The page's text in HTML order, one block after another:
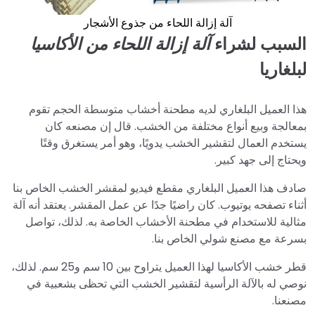
آلة إزالة اللحاء من جذوع الأشجار
السبب لشراءآلة إزالة اللحاء من الأكاسيا
لبلغاريا
هذا العميل البلغاري لديه مطحنة أخشاب متوسطة الحجم تقوم
بمعالجة وبيع أنواع مختلفة من الخشب. قال إن مصنعه كان
يستخدم العمال لتقشير الخشب يدويًا، وهو أمر يستغرق وقتًا
ويحتاج إلى جهد كبير.
صادف هذا العميل البلغاري مقطع فيديو لمقشر الخشب الخاص بنا
أثناء تصفحه يوتيوب. كان راضيًا جدًا عن عمل المقشر. يعتقد أنه آلة
مثالية للاستخدام في مطحنة الأخشاب الخاصة به. لذلك، تواصل
بسرعة مع مصنع شولي الخاص بنا.
قطر خشب الأكاسيا لهذا العميل يتراوح بين 10 سم و25 سم. لذلك،
نوصي له بالآلة الرأسية لتقشير الخشب التي تحظى بشعبية في
مصنعنا.